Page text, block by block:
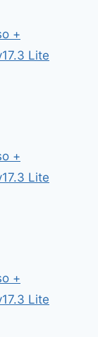
+
Lite
+
Lite
+
Lite